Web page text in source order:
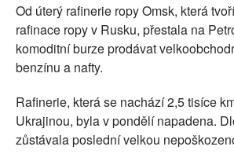
Od úterý rafinerie ropy Omsk, která
rafinace ropy v Rusku, přestala na
komoditní burze prodávat
benzínu a nafty.
Rafinerie, která se nachází 2,5 tisíce
Ukrajinou, byla v pondělí napadena.
zůstávala poslední velkou